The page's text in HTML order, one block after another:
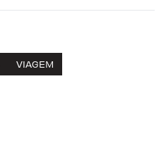
VIAGEM